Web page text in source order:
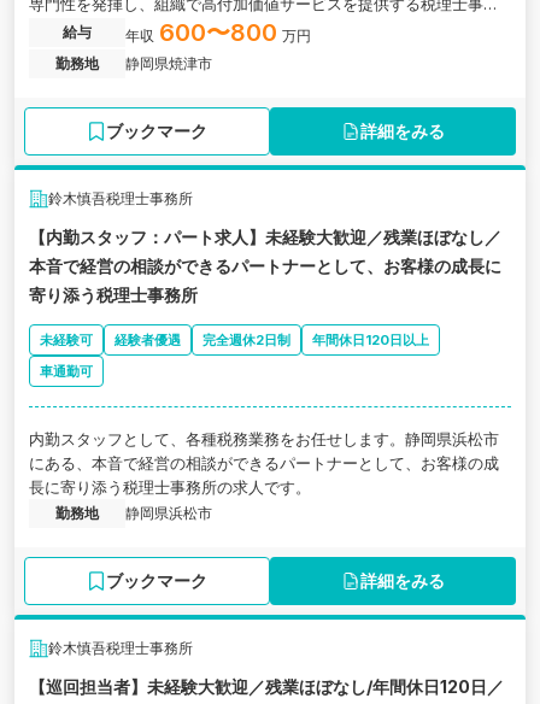
所の求人です。
給与 年収 600〜800 万円
勤務地
静岡県焼津市
ブックマーク 詳細をみる
鈴木慎吾税理士事務所
【内勤スタッフ：パート求人】未経験大歓迎／残業ほぼなし／
本音で経営の相談ができるパートナーとして、お客様の成長に
寄り添う税理士事務所
未経験可 経験者優遇 完全週休2日制
年間休日120日以上
車通勤可
内勤スタッフとして、各種税務業務をお任せします。静岡県浜松市
にある、本音で経営の相談ができるパートナーとして、お客様の成
長に寄り添う税理士事務所の求人です。
勤務地 静岡県浜松市
ブックマーク 詳細をみる
鈴木慎吾税理士事務所
【巡回担当者】未経験大歓迎／残業ほぼなし/年間休日120日／